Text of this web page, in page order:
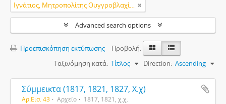
Ιγνάτιος, Μητροπολίτης Ουγγροβλαχίας
Advanced search options
Προεπισκόπηση εκτύπωσης
Προβολή:
Ταξινόμηση κατά: Τίτλος Direction: Ascending
Σύμμεικτα (1817, 1821, 1827, Χ.χ)
Αρ.Εισ. 43 Αρχείο 1817, 1821, χ.χ.